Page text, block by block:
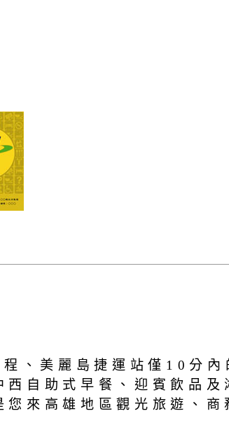
、美麗島捷運站僅10分內
自助式早餐、迎賓飲品及
來高雄地區觀光旅遊、商